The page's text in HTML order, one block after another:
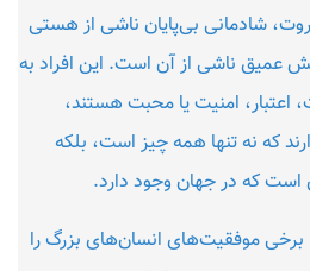
شادمانی بی‌پایان ناشی از هستی
عمیق ناشی از آن است. این افراد به
اعتبار، امنیت یا محبت هستند،
که نه تنها همه چیز است، بلکه
است که در جهان وجود دارد.
موفقیت‌های انسان‌های بزرگ را